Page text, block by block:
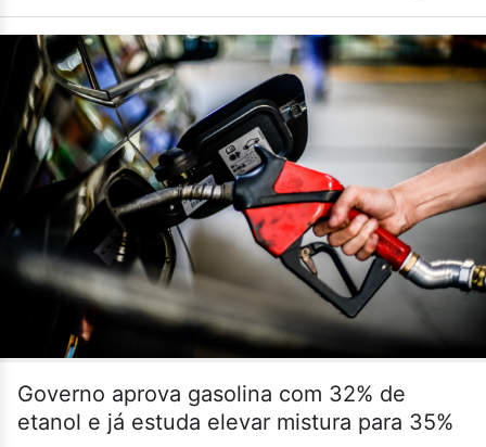
Governo aprova gasolina com 32% de
etanol e já estuda elevar mistura para 35%